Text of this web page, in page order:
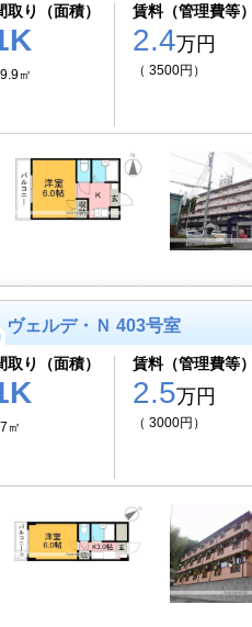
取り（面積）
㎡
賃料（管理費等）
2.4万円
（ 3500円）
ヴェルデ・Ｎ 403号室
取り（面積）
㎡
賃料（管理費等）
2.5万円
（ 3000円）